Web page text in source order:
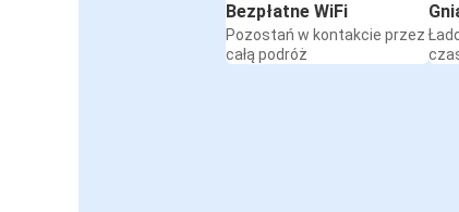
Bezpłatne WiFi
Pozostań w kontakcie przez
całą podróż